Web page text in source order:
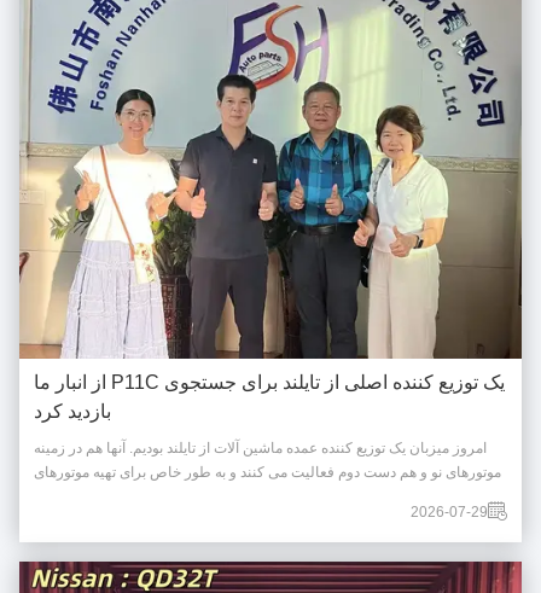
یک توزیع کننده اصلی از تایلند برای جستجوی P11C از انبار ما
بازدید کرد
امروز میزبان یک توزیع کننده عمده ماشین آلات از تایلند بودیم. آنها هم در زمینه
موتورهای نو و هم دست دوم فعالیت می کنند و به طور خاص برای تهیه موتورهای
برای بازرسی عملیات ما فرستاد؛ بازدیدکنندگان تحت تأثیر مقیاس تأسیسات ما و
قابلیت ه...
2026-07-29